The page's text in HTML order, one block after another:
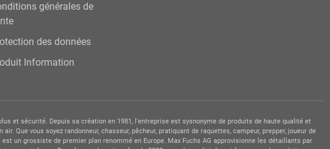
générales de
des données
Information
et sécurité. Depuis sa création en 1981, l'entreprise est sysnonyme de produits de haute qualité et
vous soyez randonneur, chasseur, pêcheur, pratiquant de raquettes, campeur, prepper, joueur de
un grossiste de premier plan renommé en Europe. Max Fuchs AG approvisionne les détaillants par